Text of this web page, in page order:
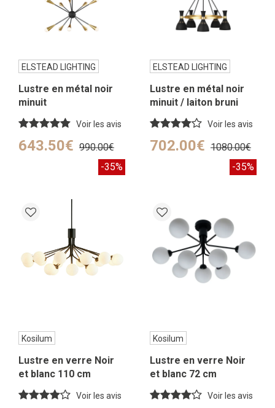
ELSTEAD LIGHTING
Lustre en métal noir
minuit
Voir les avis
643.50€ 990.00€
-35%
ELSTEAD LIGHTING
Lustre en métal noir
minuit / laiton bruni
Voir les avis
702.00€ 1080.00€
-35%
Kosilum
Lustre en verre Noir
et blanc 110 cm
Voir les avis
Kosilum
Lustre en verre Noir
et blanc 72 cm
Voir les avis